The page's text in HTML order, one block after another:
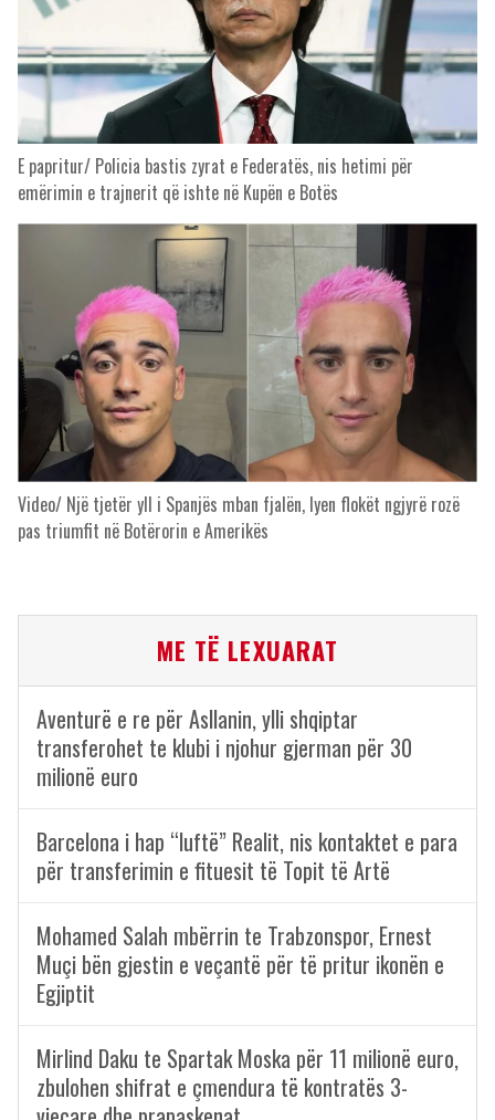
E papritur/ Policia bastis zyrat e Federatës, nis hetimi për
emërimin e trajnerit që ishte në Kupën e Botës
Video/ Një tjetër yll i Spanjës mban fjalën, lyen flokët ngjyrë rozë
pas triumfit në Botërorin e Amerikës
ME TË LEXUARAT
Aventurë e re për Asllanin, ylli shqiptar
transferohet te klubi i njohur gjerman për 30
milionë euro
Barcelona i hap “luftë” Realit, nis kontaktet e para
për transferimin e fituesit të Topit të Artë
Mohamed Salah mbërrin te Trabzonspor, Ernest
Muçi bën gjestin e veçantë për të pritur ikonën e
Egjiptit
Mirlind Daku te Spartak Moska për 11 milionë euro,
zbulohen shifrat e çmendura të kontratës 3-